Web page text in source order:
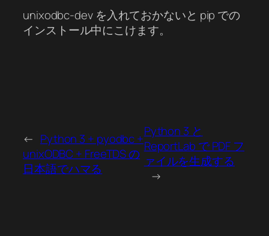
unixodbc-dev を入れておかないと pip での
インストール中にこけます。
← Python 3 + pyodbc +
unixODBC + FreeTDS の
日本語でハマる
Python 3 と
ReportLab で PDF フ
ァイルを生成する
→